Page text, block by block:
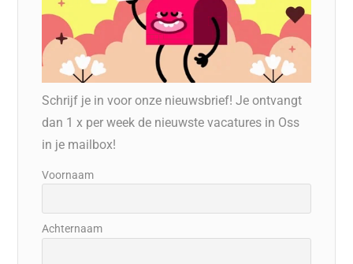
Schrijf je in voor onze nieuwsbrief! Je ontvangt
dan 1 x per week de nieuwste vacatures in Oss
in je mailbox!
Voornaam
Achternaam